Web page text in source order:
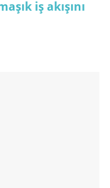
iş akışını